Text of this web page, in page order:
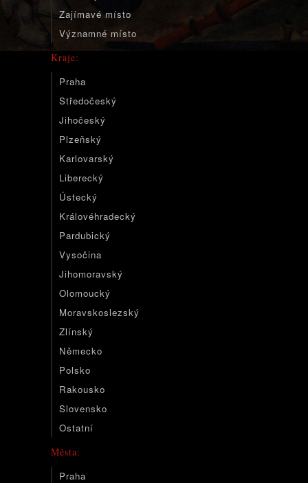
Zajímavé místo
Významné místo
Kraje:
Praha
Středočeský
Jihočeský
Plzeňský
Karlovarský
Liberecký
Ústecký
Královéhradecký
Pardubický
Vysočina
Jihomoravský
Olomoucký
Moravskoslezský
Zlínský
Německo
Polsko
Rakousko
Slovensko
Ostatní
Města:
Praha